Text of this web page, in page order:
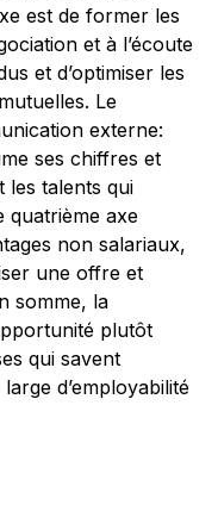
est de former les
et à l’écoute
et d’optimiser les
Le
externe:
ses chiffres et
les talents qui
quatrième axe
non salariaux,
une offre et
somme, la
plutôt
qui savent
d’employabilité